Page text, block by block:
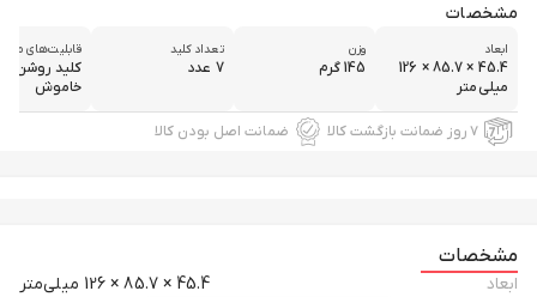
مشخصات
ابعاد
45.4 × 85.7 × 126
میلی‌متر
وزن
145 گرم
تعداد کلید
7 عدد
قابلیت‌های
کلید روشن و
خاموش
۷ روز ضمانت بازگشت کالا ضمانت اصل بودن کالا
مشخصات
ابعاد
45.4 × 85.7 × 126 میلی‌متر